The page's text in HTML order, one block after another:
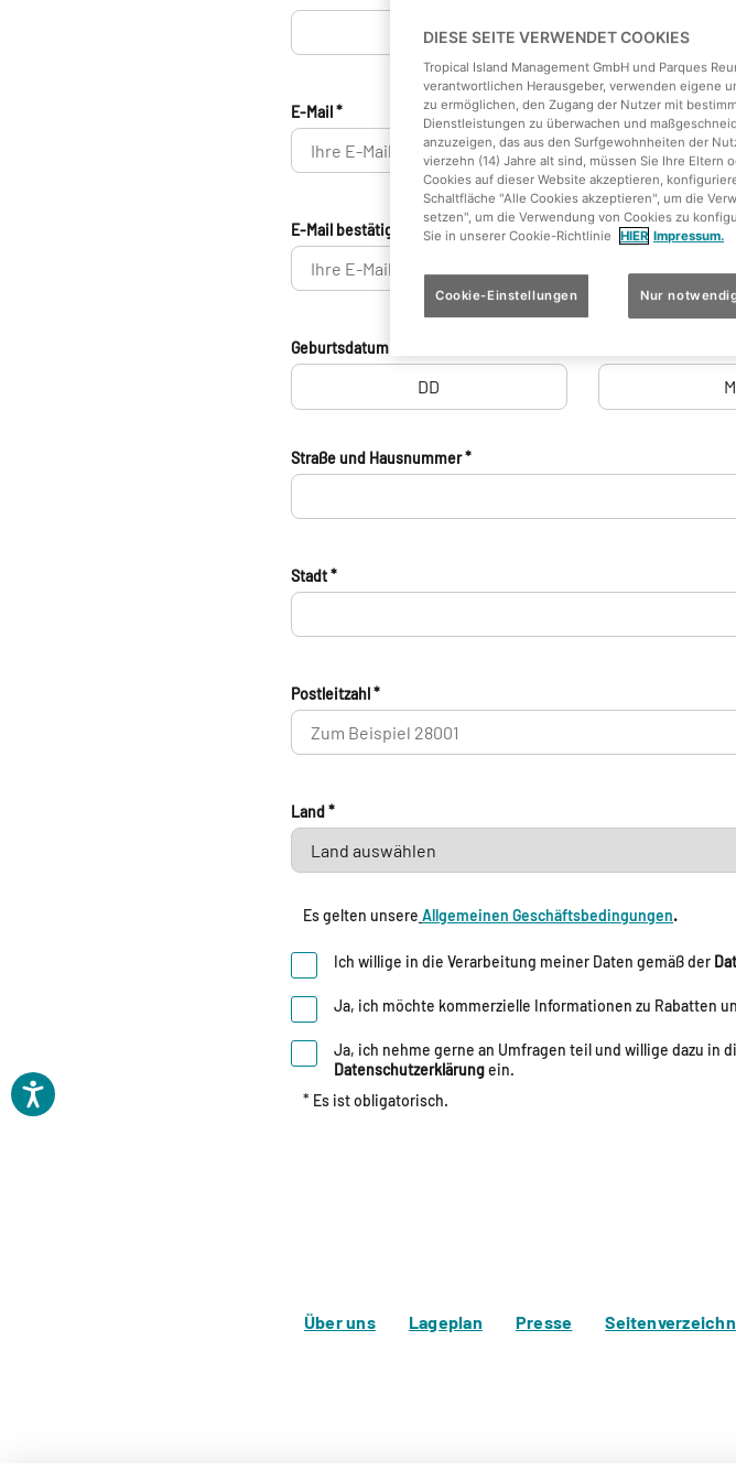
E-Mail *
E-Mail bestätigen *
Geburtsdatum *
Straße und Hausnummer *
Stadt *
Postleitzahl *
Land *
Es gelten unsere Allgemeinen Geschäftsbedingungen.
Ich willige in die Verarbeitung meiner Daten gemäß der
Ja, ich möchte kommerzielle Informationen zu Rabatten
Ja, ich nehme gerne an Umfragen teil und willige dazu in
Datenschutzerklärungein.
* Es ist obligatorisch.
Über uns Lageplan Presse
DIESE SEITE VERWENDET COOKIES
Tropical Island Management GmbH und Parques
verantwortlichen Herausgeber, verwenden eigene
zu ermöglichen, den Zugang der Nutzer mit
Dienstleistungen zu überwachen und
anzuzeigen, das aus den Surfgewohnheiten der
vierzehn (14) Jahre alt sind, müssen Sie Ihre
Cookies auf dieser Website akzeptieren,
Schaltfläche "Alle Cookies akzeptieren", um die
setzen", um die Verwendung von Cookies zu
Sie in unserer Cookie-Richtlinie
HIER Impressum.
Cookie-Einstellungen Nur